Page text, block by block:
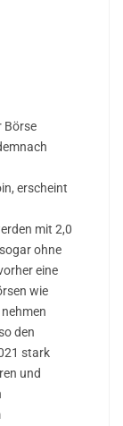
Börse
erscheint
mit 2,0
ohne
eine
wie
den
stark
und